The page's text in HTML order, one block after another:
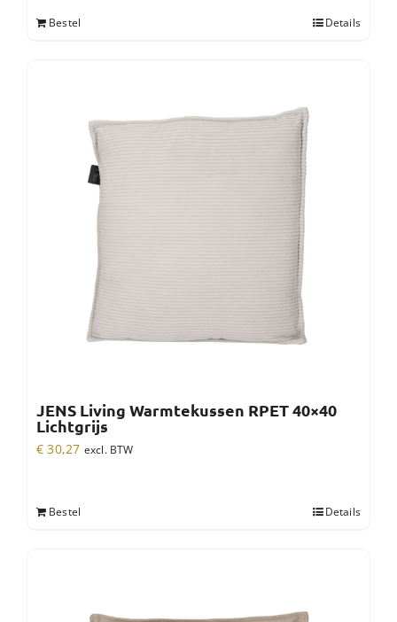
Bestel Details
JENS Living Warmtekussen RPET 40×40
Lichtgrijs
€ 30,27 excl. BTW
Bestel Details